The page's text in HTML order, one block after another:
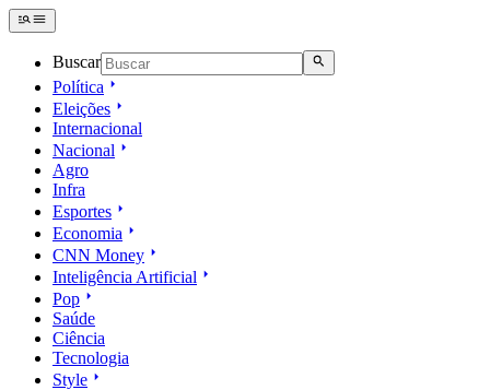
Buscar
Política
Eleições
Internacional
Nacional
Agro
Infra
Esportes
Economia
CNN Money
Inteligência Artificial
Pop
Saúde
Ciência
Tecnologia
Style